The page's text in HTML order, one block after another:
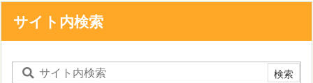
サイト内検索